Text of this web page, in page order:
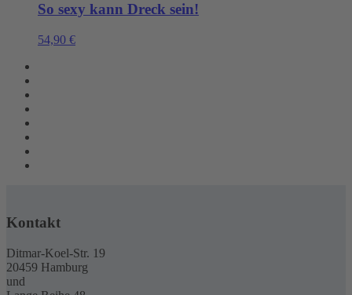
So sexy kann Dreck sein!
54,90 €
Kontakt
Ditmar-Koel-Str. 19
20459 Hamburg
und